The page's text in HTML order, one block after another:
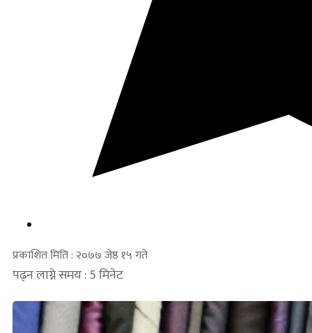
प्रकाशित मिति : २०७७ जेष्ठ १५ गते
पढ्न लाग्ने समय : 5 मिनेट